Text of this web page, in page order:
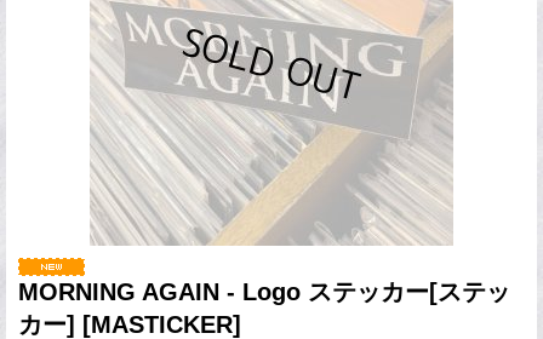
MORNING AGAIN - Logo ステッカー[ステッ
カー] [MASTICKER]